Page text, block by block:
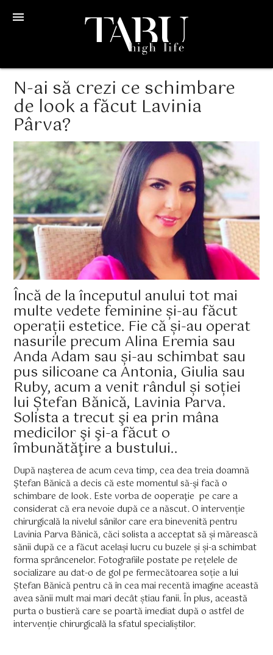
menu
N-ai să crezi ce schimbare
de look a făcut Lavinia
Pârva?
Încă de la începutul anului tot mai
multe vedete feminine și-au făcut
operații estetice. Fie că și-au operat
nasurile precum Alina Eremia sau
Anda Adam sau și-au schimbat sau
pus silicoane ca Antonia, Giulia sau
Ruby, acum a venit rândul și soției
lui Ștefan Bănică, Lavinia Parva.
Solista a trecut şi ea prin mâna
medicilor şi şi-a făcut o
îmbunătăţire a bustului..
După naşterea de acum ceva timp, cea dea treia doamnă
Ştefan Bănică a decis că este momentul să-şi facă o
schimbare de look. Este vorba de ooperaţie pe care a
considerat că era nevoie după ce a născut. O intervenție
chirurgicală la nivelul sânilor care era binevenită pentru
Lavinia Parva Bănică, căci solista a acceptat să și mărească
sănii după ce a făcut același lucru cu buzele și și-a schimbat
forma sprâncenelor. Fotografiile postate pe rețelele de
socializare au dat-o de gol pe fermecătoarea soție a lui
Ștefan Bănică pentru că în cea mai recentă imagine această
avea sănii mult mai mari decât știau fanii. În plus, această
purta o bustieră care se poartă imediat după o astfel de
intervenție chirurgicală la sfatul specialiștilor.